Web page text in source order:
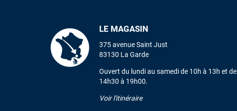
LE MAGASIN
375 avenue Saint Just
83130 La Garde
Ouvert du lundi au samedi de 10h à 13h et de
14h30 à 19h00.
Voir l'itinéraire